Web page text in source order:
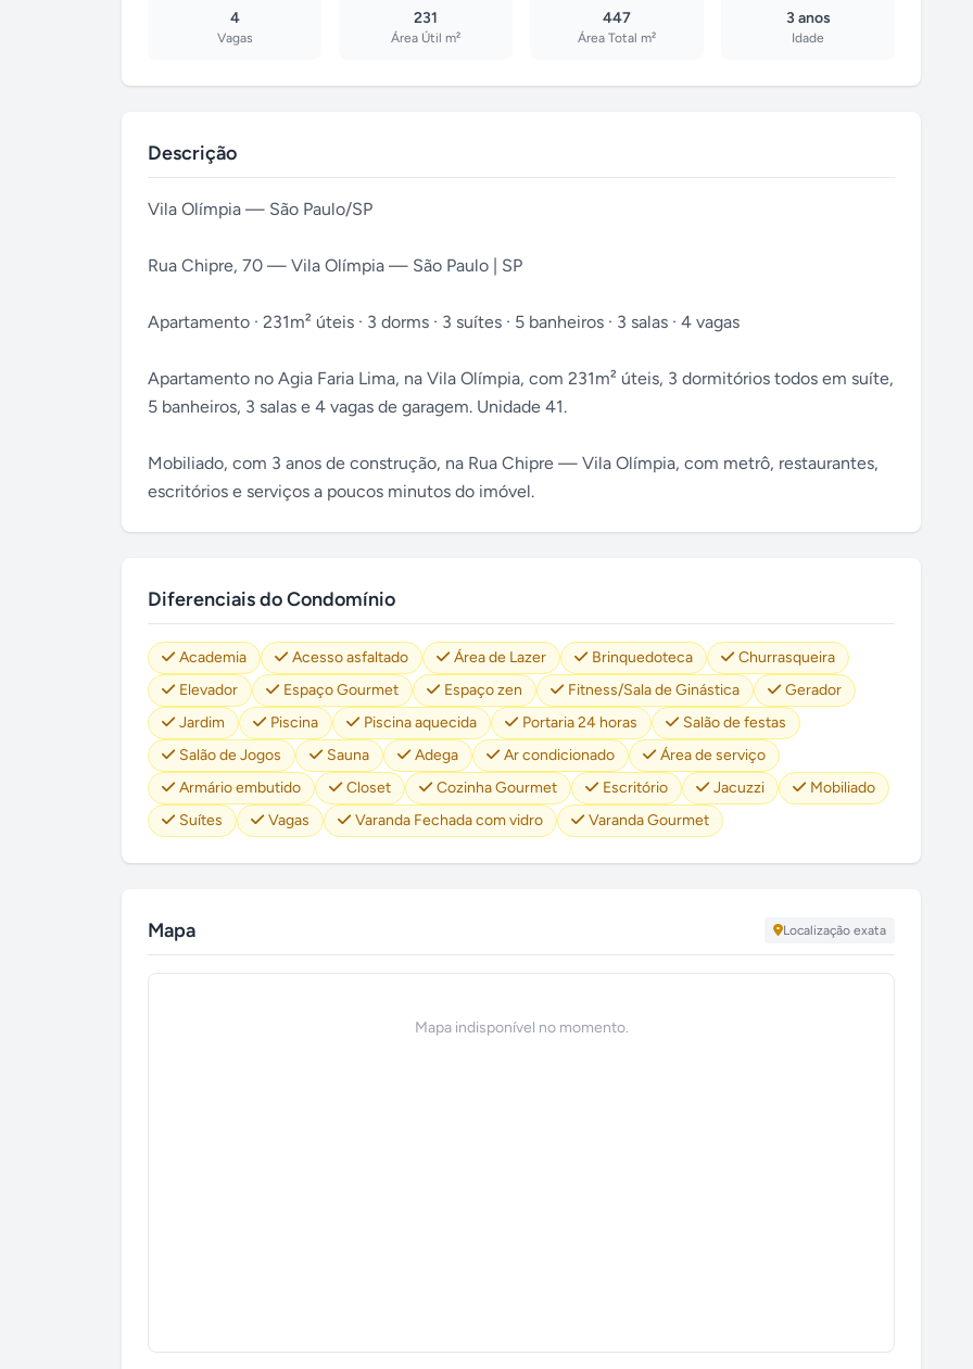
4
Vagas
231
Área Útil m²
447
Área Total m²
3 anos
Idade
Descrição
Vila Olímpia — São Paulo/SP
Rua Chipre, 70 — Vila Olímpia — São Paulo | SP
Apartamento · 231m² úteis · 3 dorms · 3 suítes · 5 banheiros · 3 salas · 4 vagas
Apartamento no Agia Faria Lima, na Vila Olímpia, com 231m² úteis, 3 dormitórios todos em suíte,
5 banheiros, 3 salas e 4 vagas de garagem. Unidade 41.
Mobiliado, com 3 anos de construção, na Rua Chipre — Vila Olímpia, com metrô, restaurantes,
escritórios e serviços a poucos minutos do imóvel.
Diferenciais do Condomínio
Academia Acesso asfaltado Área de Lazer Brinquedoteca
Churrasqueira
Elevador
Espaço Gourmet Espaço zen Fitness/Sala de Ginástica
Gerador
Jardim
Piscina Piscina aquecida Portaria 24 horas
Salão de festas
Salão de Jogos
Sauna Adega Ar condicionado
Área de serviço
Armário embutido
Closet Cozinha Gourmet Escritório Jacuzzi
Mobiliado
Suítes
Vagas Varanda Fechada com vidro Varanda Gourmet
Mapa Localização exata
Mapa indisponível no momento.